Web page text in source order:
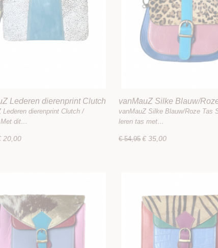
Lederen dierenprint Clutch
Lederen dierenprint Clutch /
Met dit…
20,00
vanMauZ Silke Blauw/
vanMauZ Silke Blauw/Roze Tas
leren tas met…
€ 54,95 € 35,00